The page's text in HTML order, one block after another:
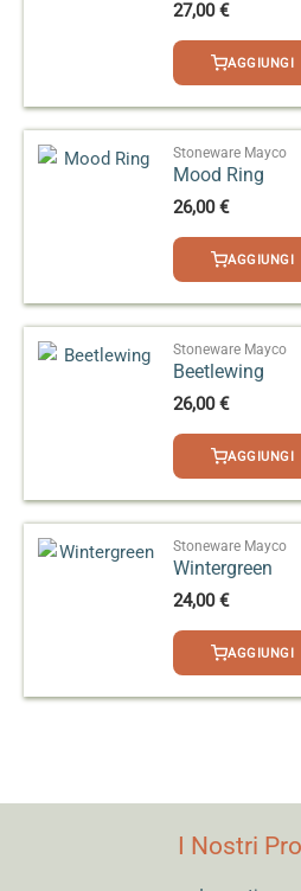
27,00€
AGGIUNGI
Stoneware Mayco
Mood Ring
26,00€
AGGIUNGI
Stoneware Mayco
Beetlewing
26,00€
AGGIUNGI
Stoneware Mayco
Wintergreen
24,00€
AGGIUNGI
I Nostri